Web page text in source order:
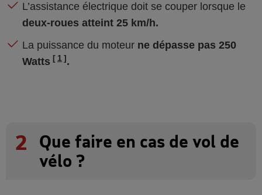
L’assistance électrique doit se couper lorsque le
deux-roues atteint 25 km/h.
La puissance du moteur ne dépasse pas 250
Watts
1 .
2
Que faire en cas de vol de
vélo ?